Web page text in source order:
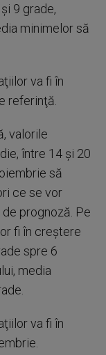
9 grade,
minimelor să
va fi în
referinţă.
valorile
între 14 şi 20
să
ce se vor
prognoză. Pe
fi în creştere
spre 6
media
va fi în